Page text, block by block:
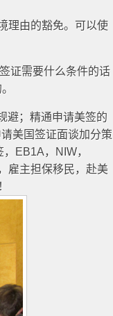
理由的豁免。可以使
证需要什么条件的话
避；精通申请美签的
美国签证面谈加分策
EB1A，NIW，
雇主担保移民，赴美